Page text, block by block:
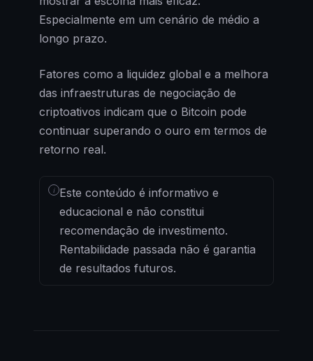
Especialmente em um cenário de médio a
longo prazo.
Fatores como a liquidez global e a melhora
das infraestruturas de negociação de
criptoativos indicam que o Bitcoin pode
continuar superando o ouro em termos de
retorno real.
i Este conteúdo é informativo e
educacional e não constitui
recomendação de investimento.
Rentabilidade passada não é garantia
de resultados futuros.